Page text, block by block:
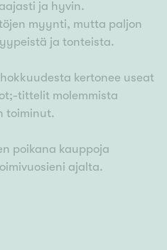
ja hyvin.
myynti, mutta paljon
ja tonteista.
kertonee useat
tittelit molemmista
toiminut.
poikana kauppoja
ajalta.